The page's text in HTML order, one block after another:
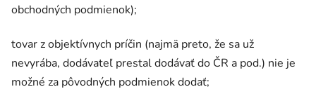
obchodných podmienok);
tovar z objektívnych príčin (najmä preto, že sa už
nevyrába, dodávateľ prestal dodávať do ČR a pod.) nie je
možné za pôvodných podmienok dodať;